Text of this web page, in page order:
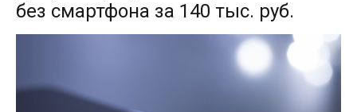
без смартфона за 140 тыс. руб.